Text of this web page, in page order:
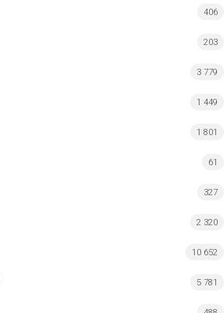
406
203
3 779
1 449
1 801
61
327
2 320
10 652
5 781